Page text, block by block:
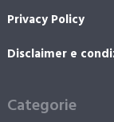
Privacy Policy
Disclaimer e
Categorie